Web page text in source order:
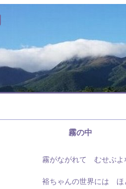
霧の中
霧がながれて むせぶよ
裕ちゃんの世界には ほ